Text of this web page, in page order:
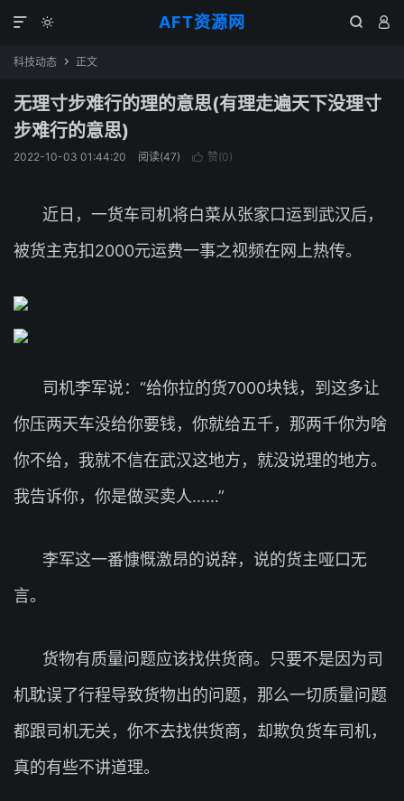
AFT资源网
  

科技动态  正文
无理寸步难行的理的意思(有理走遍天下没理寸
步难行的意思)
2022-10-03 01:44:20 阅读(47)  赞(0)
近日，一货车司机将白菜从张家口运到武汉后，
被货主克扣2000元运费一事之视频在网上热传。
司机李军说：“给你拉的货7000块钱，到这多让
你压两天车没给你要钱，你就给五千，那两千你为啥
你不给，我就不信在武汉这地方，就没说理的地方。
我告诉你，你是做买卖人……”
李军这一番慷慨激昂的说辞，说的货主哑口无
言。
货物有质量问题应该找供货商。只要不是因为司
机耽误了行程导致货物出的问题，那么一切质量问题
都跟司机无关，你不去找供货商，却欺负货车司机，
真的有些不讲道理。